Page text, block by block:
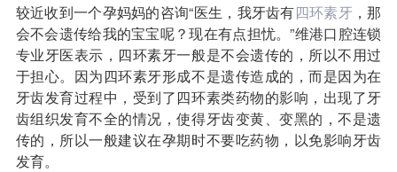
箍牙orthodontics
收费标准charge standard
就医指引contact us
较近收到一个孕妈妈的咨询“医生，我牙齿有四环素牙 ，那
会不会遗传给我的宝宝呢？现在有点担忧。”维港口腔连锁
专业牙医表示，四环素牙一般是不会遗传的，所以不用过
于担心。因为四环素牙形成不是遗传造成的，而是因为在
牙齿发育过程中，受到了四环素类药物的影响，出现了牙
齿组织发育不全的情况，使得牙齿变黄、变黑的，不是遗
传的，所以一般建议在孕期时不要吃药物，以免影响牙齿
发育。